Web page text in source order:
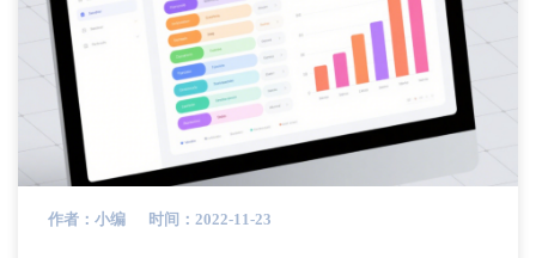
作者：小编 时间：2022-11-23